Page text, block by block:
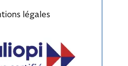
légales